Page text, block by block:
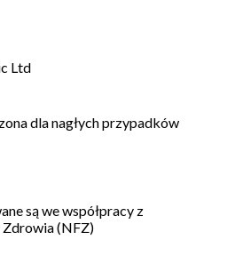
Ltd
dla nagłych przypadków
są we współpracy z
Zdrowia (NFZ)